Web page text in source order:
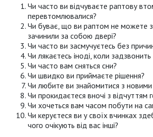
Чи часто ви відчуваєте раптову
перевтомлювалися?
Чи буває, що ви раптом не можете
зачинили за собою двері?
Чи часто ви засмучуєтесь без
Чи лякаєтесь іноді, коли
Чи часто вам сняться сни?
Чи швидко ви приймаєте рішення?
Чи любите ви знайомитися з
Чи прокидаєтеся вночі з відчуттям
Чи хочеться вам часом побути на
Чи керуєтеся ви у своїх вчинках
чого очікують від вас інші?